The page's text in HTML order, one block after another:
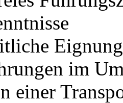
Eignung
im
einer